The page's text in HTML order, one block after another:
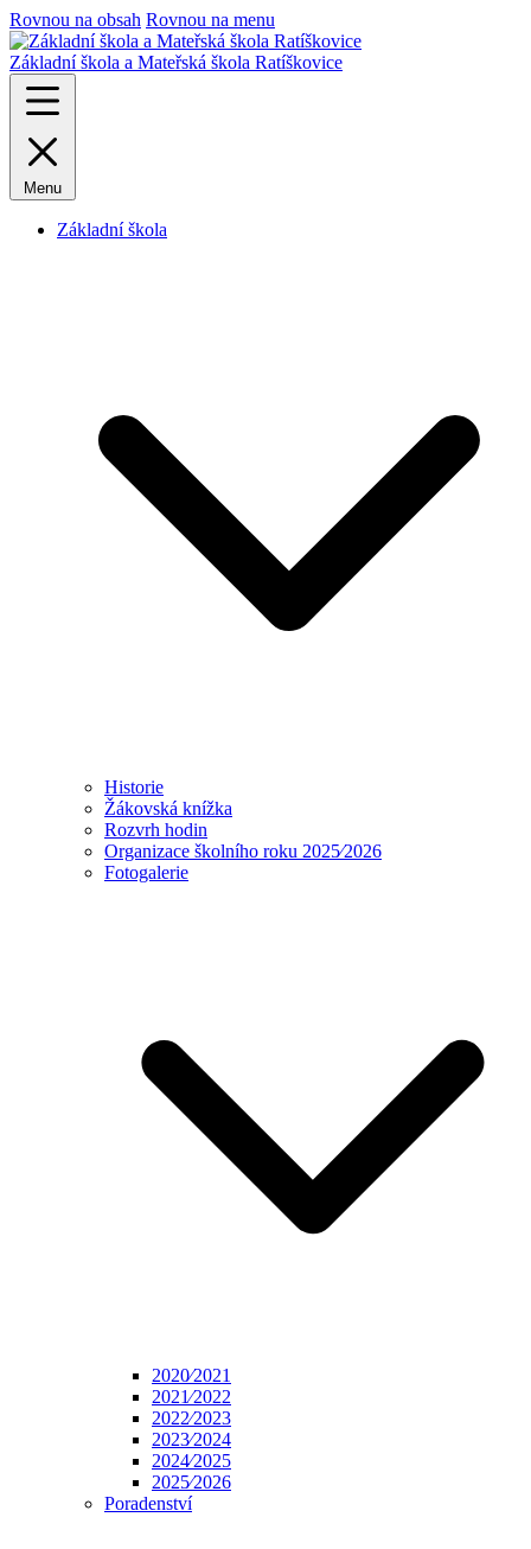
Rovnou na obsah Rovnou na menu
Základní škola a Mateřská škola Ratíškovice
Menu
Základní škola
Historie
Žákovská knížka
Rozvrh hodin
Organizace školního roku 2025⁄2026
Fotogalerie
2020⁄2021
2021⁄2022
2022⁄2023
2023⁄2024
2024⁄2025
2025⁄2026
Poradenství